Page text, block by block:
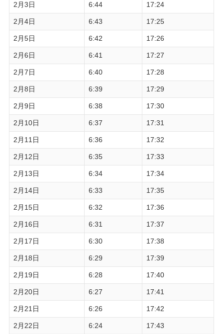
2月3日 6:44 17:24
2月4日 6:43 17:25
2月5日 6:42 17:26
2月6日 6:41 17:27
2月7日 6:40 17:28
2月8日 6:39 17:29
2月9日 6:38 17:30
2月10日 6:37 17:31
2月11日 6:36 17:32
2月12日 6:35 17:33
2月13日 6:34 17:34
2月14日 6:33 17:35
2月15日 6:32 17:36
2月16日 6:31 17:37
2月17日 6:30 17:38
2月18日 6:29 17:39
2月19日 6:28 17:40
2月20日 6:27 17:41
2月21日 6:26 17:42
2月22日 6:24 17:43